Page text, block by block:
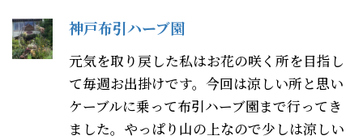
神戸布引ハーブ園
元気を取り戻した私はお花の咲く所を目指し
て毎週お出掛けです。今回は涼しい所と思い
ケーブルに乗って布引ハーブ園まで行ってき
ました。やっぱり山の上なので少しは涼しい